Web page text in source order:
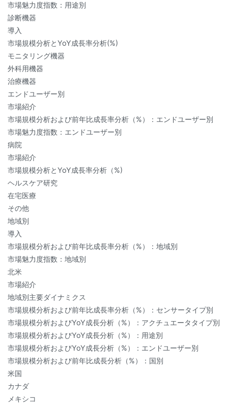
市場魅力度指数：用途別
診断機器
導入
市場規模分析とYoY成長率分析(%)
モニタリング機器
外科用機器
治療機器
エンドユーザー別
市場紹介
市場規模分析および前年比成長率分析（%）：エンドユーザー別
市場魅力度指数：エンドユーザー別
病院
市場紹介
市場規模分析とYoY成長率分析（%)
ヘルスケア研究
在宅医療
その他
地域別
導入
市場規模分析および前年比成長率分析（%）：地域別
市場魅力度指数：地域別
北米
市場紹介
地域別主要ダイナミクス
市場規模分析および前年比成長率分析（%）：センサータイプ別
市場規模分析およびYoY成長分析（%）：アクチュエータタイプ別
市場規模分析およびYoY成長分析（%）：用途別
市場規模分析およびYoY成長分析（%）：エンドユーザー別
市場規模分析および前年比成長分析（%）：国別
米国
カナダ
メキシコ